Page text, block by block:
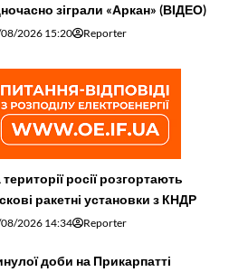
зіграли «Аркан» (ВІДЕО)
2026 15:20 Reporter
території росії розгортають
ракетні установки з КНДР
2026 14:34 Reporter
доби на Прикарпатті